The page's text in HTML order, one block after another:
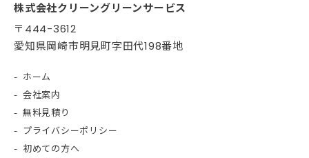
株式会社クリーングリーンサービス
〒444-3612
愛知県岡崎市明見町字田代198番地
ホーム
会社案内
無料見積り
プライバシーポリシー
初めての方へ